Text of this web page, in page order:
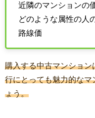
近隣のマンションの
どのような属性の人
路線価
購入する中古マンショ
行にとっても魅力的な
ょう。